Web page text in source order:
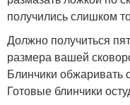
получились слишком
Должно получиться
размера вашей
Блинчики обжаривать
Готовые блинчики